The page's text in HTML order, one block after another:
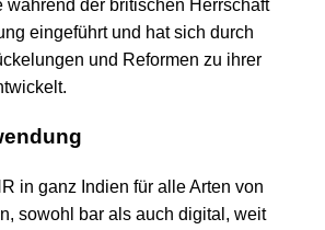
während der britischen Herrschaft
eingeführt und hat sich durch
und Reformen zu ihrer
in ganz Indien für alle Arten von
sowohl bar als auch digital, weit